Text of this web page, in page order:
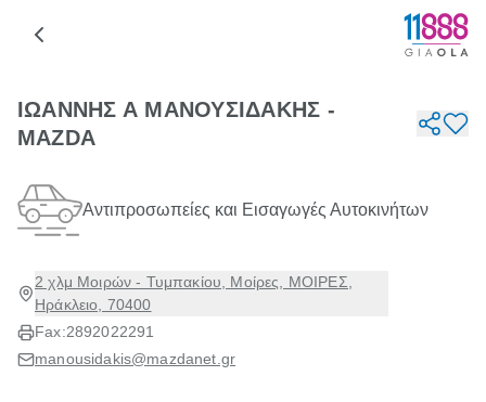
ΙΩΑΝΝΗΣ Α ΜΑΝΟΥΣΙΔΑΚΗΣ -
MAZDA
Αντιπροσωπείες και Εισαγωγές Αυτοκινήτων
2 χλμ Μοιρών - Τυμπακίου, Μοίρες, ΜΟΙΡΕΣ,
Ηράκλειο, 70400
Fax:2892022291
manousidakis@mazdanet.gr